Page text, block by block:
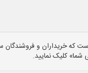
که خریداران و فروشندگان
شما» کلیک نمایید.